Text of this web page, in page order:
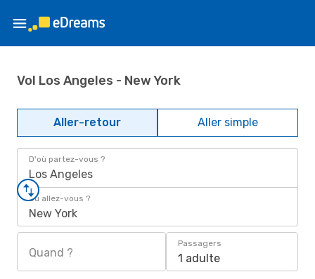
Vol Los Angeles - New York
Aller-retour Aller simple
D'où partez-vous ?
Los Angeles
Où allez-vous ?
New York
Quand ?
Passagers
1 adulte